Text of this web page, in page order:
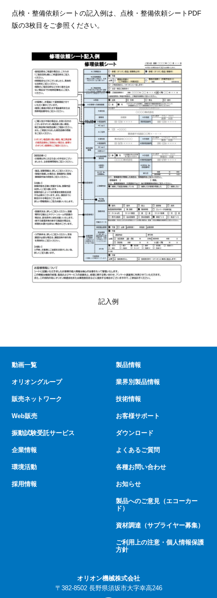
点検・整備依頼シートの記入例は、点検・整備依頼シートPDF
版の3枚目をご参照ください。
記入例
動画一覧
オリオングループ
販売ネットワーク
Web販売
振動試験受託サービス
企業情報
環境活動
採用情報
製品情報
業界別製品情報
技術情報
お客様サポート
ダウンロード
よくあるご質問
各種お問い合わせ
お知らせ
製品へのご意見（エコーカー
ド）
資材調達（サプライヤー募集）
ご利用上の注意・個人情報保護
方針
オリオン機械株式会社
〒382-8502 長野県須坂市大字幸高246